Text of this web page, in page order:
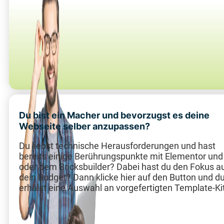
Du bist ein Macher und bevorzugst es deine
Webseite selber anzupassen?
Du liebst technische Herausforderungen und hast
bereits einige Berührungspunkte mit Elementor
oder dem Bricksbuilder? Dabei hast du den Fokus
dein Budget? Dann klicke hier auf den Button und
erhälst eine Auswahl an vorgefertigten Template-